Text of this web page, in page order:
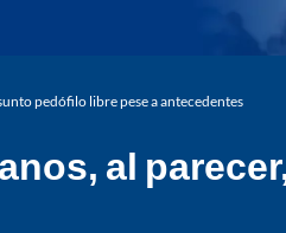
pedófilo libre pese a antecedentes
al